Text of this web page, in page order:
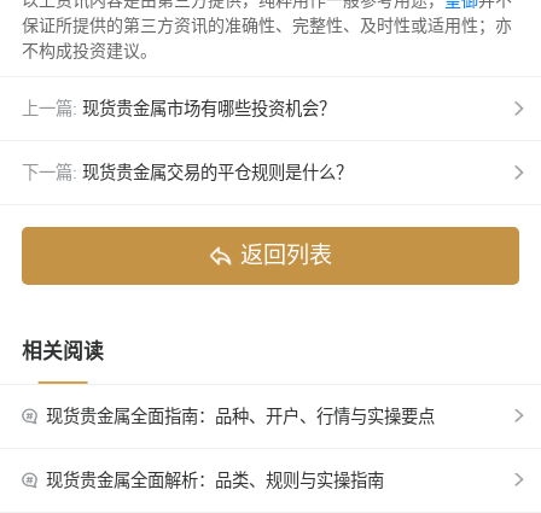
保证所提供的第三方资讯的准确性、完整性、及时性或适用性；亦
不构成投资建议。
上一篇: 现货贵金属市场有哪些投资机会？
下一篇: 现货贵金属交易的平仓规则是什么？
返回列表
相关阅读
现货贵金属全面指南：品种、开户、行情与实操要点
现货贵金属全面解析：品类、规则与实操指南